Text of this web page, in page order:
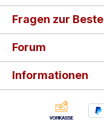
Fragen zur
Forum
Informationen